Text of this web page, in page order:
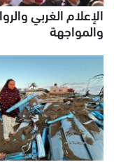
الإعلام الغربي
والمواجهة